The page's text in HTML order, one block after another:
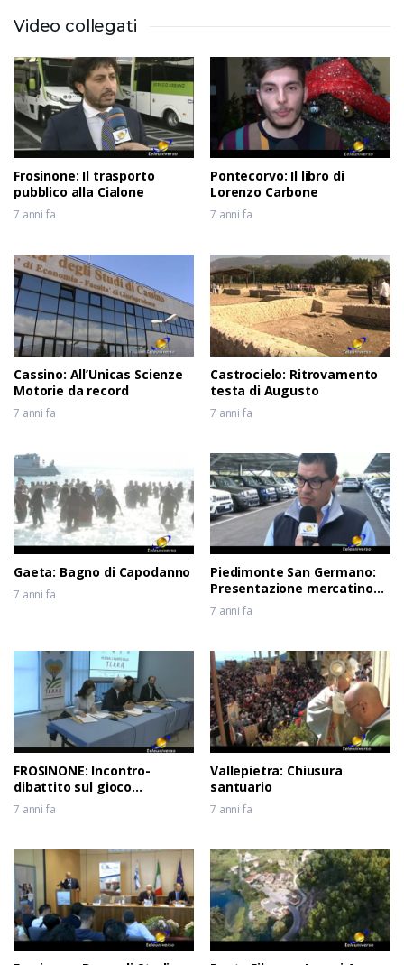
PONTECORVO: Controlli Carabinieri
6 anni fa
Video collegati
Frosinone: Il trasporto
pubblico alla Cialone
7 anni fa
Pontecorvo: Il libro di
Lorenzo Carbone
7 anni fa
Cassino: All’Unicas Scienze
Motorie da record
7 anni fa
Castrocielo: Ritrovamento
testa di Augusto
7 anni fa
Gaeta: Bagno di Capodanno
7 anni fa
Piedimonte San Germano:
Presentazione mercatino
usato
7 anni fa
FROSINONE: Incontro-
dibattito sul gioco
d’azzardo
7 anni fa
Vallepietra: Chiusura
santuario
7 anni fa